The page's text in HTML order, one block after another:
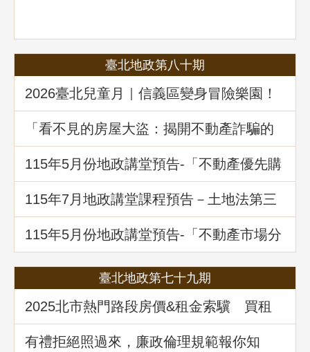
臺北地政第八十期
2026臺北兒童月｜信義區變身冒險樂園！
地政局邀你解鎖《Once in Taipei》拿好禮
「看不見的房屋大盜：揭開不動產詐騙的
五大陰謀」地政講堂回顧
115年5月份地政講堂預告-「不動產優先購
買權實務暨相關問題解析」
115年7月地政講堂課程預告－土地法第三
十四條之一多數決處分共有土地爭議問題
解析
115年5月份地政講堂預告-「不動產市場分
析、趨勢展望及政府治理之道」
臺北地政第七十九期
2025北市熱門路段房價&租金索驥 買租
資訊馬上懂
有禮拒絕照過來，廉政倫理規範報你知